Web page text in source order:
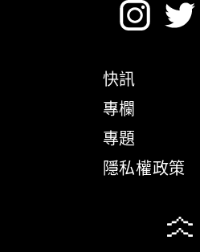
快訊
專欄
專題
隱私權政策